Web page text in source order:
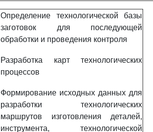
Определение технологической базы
заготовок для последующей
обработки и проведения контроля
Разработка карт технологических
процессов
Формирование исходных данных для
разработки технологических
маршрутов изготовления деталей,
инструмента, технологической